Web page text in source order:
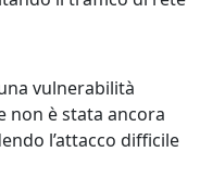
vulnerabilità
non è stata ancora
l’attacco difficile